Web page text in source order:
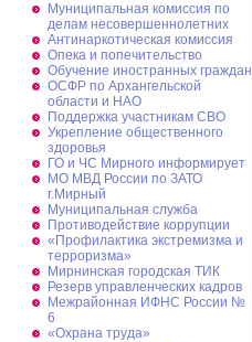
Муниципальная комиссия по
делам несовершеннолетних
Антинаркотическая комиссия
Опека и попечительство
Обучение иностранных граждан
ОСФР по Архангельской
области и НАО
Поддержка участникам СВО
Укрепление общественного
здоровья
ГО и ЧС Мирного информирует
МО МВД России по ЗАТО
г.Мирный
Муниципальная cлужба
Противодействие коррупции
«Профилактика экстремизма и
терроризма»
Мирнинская городская ТИК
Резерв управленческих кадров
Межрайонная ИФНС России №
6
«Охрана труда»